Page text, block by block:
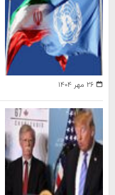
۲۶ مهر ۱۴۰۴